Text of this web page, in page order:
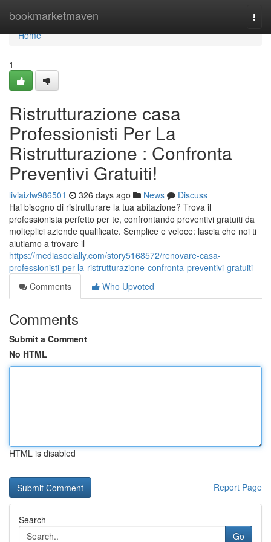
bookmarketmaven
Home
Home
1
Ristrutturazione casa
Professionisti Per La
Ristrutturazione : Confronta
Preventivi Gratuiti!
liviaizlw986501 326 days ago News
Discuss
Hai bisogno di ristrutturare la tua abitazione? Trova il
professionista perfetto per te, confrontando preventivi gratuiti da
molteplici aziende qualificate. Semplice e veloce: lascia che noi ti
aiutiamo a trovare il
https://mediasocially.com/story5168572/renovare-casa-
professionisti-per-la-ristrutturazione-confronta-preventivi-gratuiti
Comments
Who Upvoted
Comments
Submit a Comment
No HTML
HTML is disabled
Report Page
Search
Go